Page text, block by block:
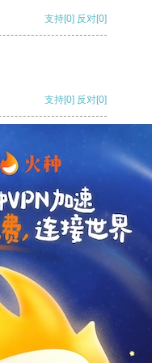
支持[0] 反对[0]
支持[0] 反对[0]
反对
反对[0]